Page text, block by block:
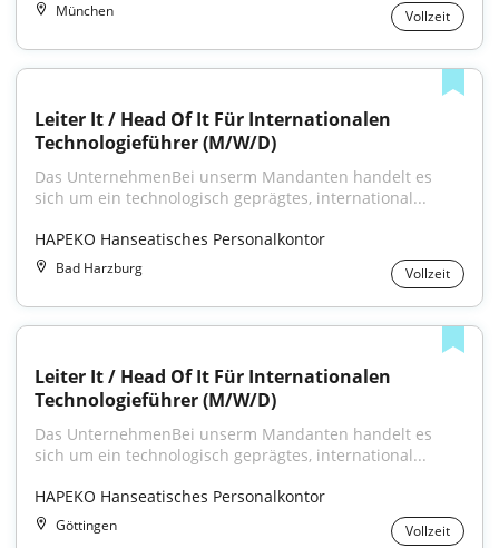
München Vollzeit
Leiter It / Head Of It Für Internationalen
Technologieführer (M/W/D)
Das UnternehmenBei unserm Mandanten handelt es
sich um ein technologisch geprägtes, international...
HAPEKO Hanseatisches Personalkontor
Bad Harzburg Vollzeit
Leiter It / Head Of It Für Internationalen
Technologieführer (M/W/D)
Das UnternehmenBei unserm Mandanten handelt es
sich um ein technologisch geprägtes, international...
HAPEKO Hanseatisches Personalkontor
Göttingen Vollzeit